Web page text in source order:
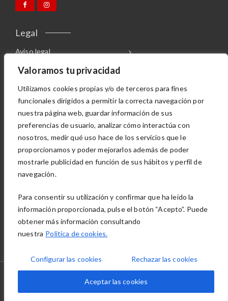
Valoramos tu privacidad
Utilizamos cookies propias y/o de terceros para fines
funcionales dirigidos a permitir la correcta navegación por
nuestra página web, guardar información de sus
preferencias de usuario, analizar cómo interactúa con
nosotros, medir qué uso hace de los servicios que le
proporcionamos y poder mejorarlos además de poder
mostrarle publicidad en función de sus hábitos y perfil de
navegación.
Para consentir su utilización y confirmar que ha leído la
información proporcionada, pulse el botón “Acepto”. Puede
obtener más información consultando
nuestra Politica de cookies.
Configurar las cookies Rechazar las cookies
Aceptar las cookies
Legal
Aviso legal
Canal de denuncias
Política de privacidad
OTRAS DIVISIONES
© 2022 Soluciones informáticas MJ Opstore Theme By
WPoperation